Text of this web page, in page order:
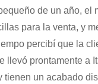
de un año, el
para la venta, y
percibí que la
llevó prontamente a
un acabado